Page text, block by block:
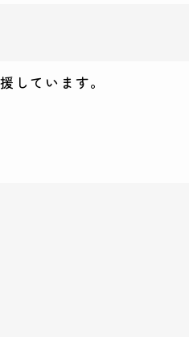
しています。